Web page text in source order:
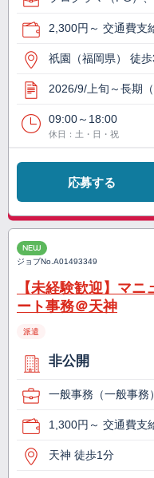
2,300円～ 交通費支
祇園（福岡県） 徒
2026/9/上旬～長期（
09:00～18:00
休日：土・日・祝
応募する
NEW
ジョブNo.A01493349
【未経験歓迎】マ
ート事務＠天神
派遣
非公開
一般事務（一般事務）
1,300円～ 交通費支
天神 徒歩1分